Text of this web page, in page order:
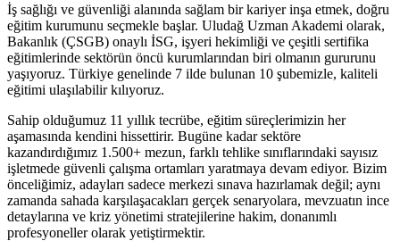
İş sağlığı ve güvenliği alanında sağlam bir kariyer inşa etmek, doğru
eğitim kurumunu seçmekle başlar. Uludağ Uzman Akademi olarak,
Bakanlık (ÇSGB) onaylı İSG, işyeri hekimliği ve çeşitli sertifika
eğitimlerinde sektörün öncü kurumlarından biri olmanın gururunu
yaşıyoruz. Türkiye genelinde 7 ilde bulunan 10 şubemizle, kaliteli
eğitimi ulaşılabilir kılıyoruz.
Sahip olduğumuz 11 yıllık tecrübe, eğitim süreçlerimizin her
aşamasında kendini hissettirir. Bugüne kadar sektöre
kazandırdığımız 1.500+ mezun, farklı tehlike sınıflarındaki sayısız
işletmede güvenli çalışma ortamları yaratmaya devam ediyor. Bizim
önceliğimiz, adayları sadece merkezi sınava hazırlamak değil; aynı
zamanda sahada karşılaşacakları gerçek senaryolara, mevzuatın ince
detaylarına ve kriz yönetimi stratejilerine hakim, donanımlı
profesyoneller olarak yetiştirmektir.